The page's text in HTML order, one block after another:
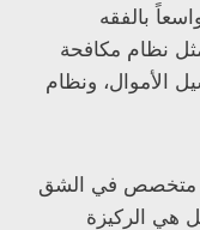
بالفقه
نظام مكافحة
الأموال، ونظام
متخصص في الشق
هي الركيزة